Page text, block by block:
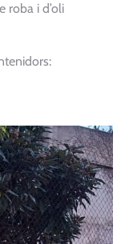
roba i d’oli